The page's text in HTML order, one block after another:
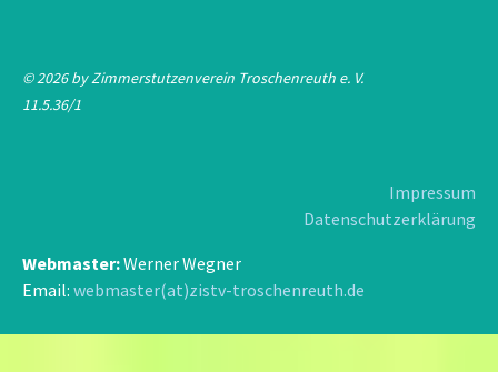
© 2026 by Zimmerstutzenverein Troschenreuth e. V.
11.5.36/1
Impressum
Datenschutzerklärung
Webmaster:Werner Wegner
Email: webmaster(at)zistv-troschenreuth.de